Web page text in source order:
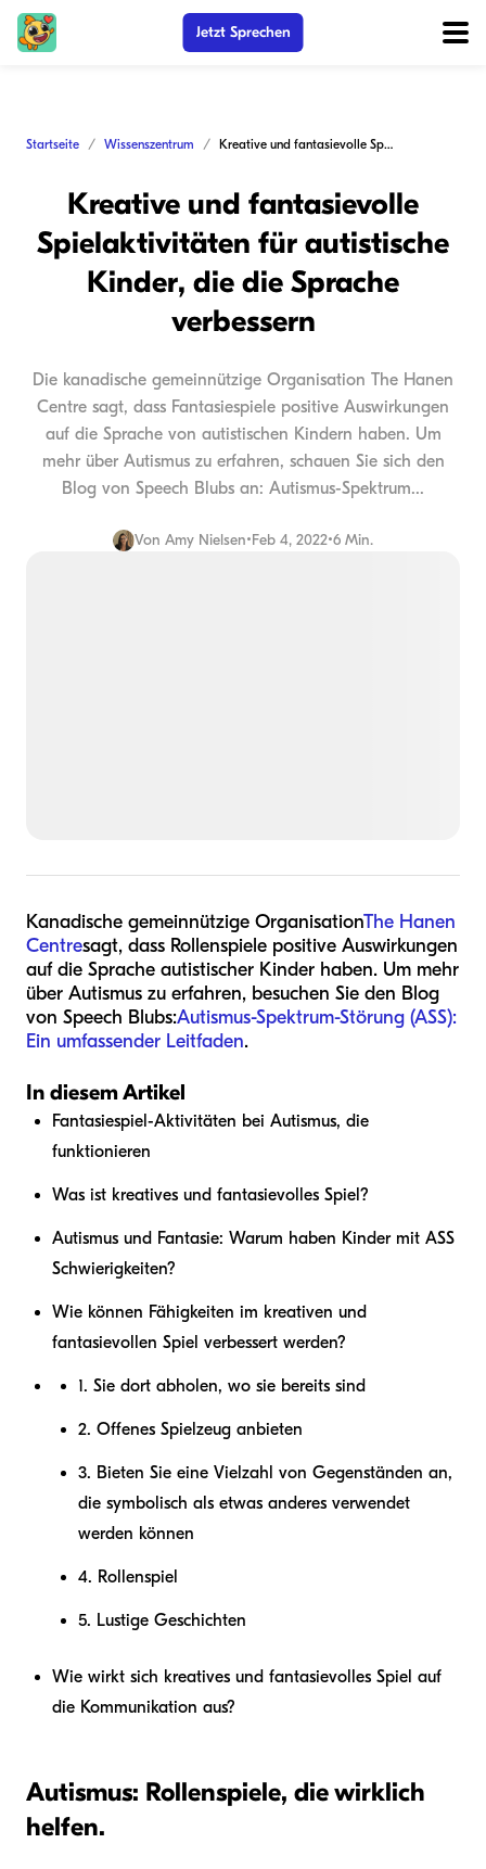
Jetzt Sprechen
Startseite Wissenszentrum Kreative und fantasievolle Spielaktivitäten für autistische Kinder, die die Sprache verbessern
Kreative und fantasievolle
Spielaktivitäten für autistische
Kinder, die die Sprache
verbessern
Die kanadische gemeinnützige Organisation The Hanen
Centre sagt, dass Fantasiespiele positive Auswirkungen
auf die Sprache von autistischen Kindern haben. Um
mehr über Autismus zu erfahren, schauen Sie sich den
Blog von Speech Blubs an: Autismus-Spektrum...
Von Amy Nielsen•Feb 4, 2022•6 Min.
Kanadische gemeinnützige OrganisationThe Hanen
Centresagt, dass Rollenspiele positive Auswirkungen
auf die Sprache autistischer Kinder haben. Um mehr
über Autismus zu erfahren, besuchen Sie den Blog
von Speech Blubs:Autismus-Spektrum-Störung (ASS):
Ein umfassender Leitfaden.
In diesem Artikel
Fantasiespiel-Aktivitäten bei Autismus, die
funktionieren
Was ist kreatives und fantasievolles Spiel?
Autismus und Fantasie: Warum haben Kinder mit ASS
Schwierigkeiten?
Wie können Fähigkeiten im kreativen und
fantasievollen Spiel verbessert werden?
1. Sie dort abholen, wo sie bereits sind
2. Offenes Spielzeug anbieten
3. Bieten Sie eine Vielzahl von Gegenständen an,
die symbolisch als etwas anderes verwendet
werden können
4. Rollenspiel
5. Lustige Geschichten
Wie wirkt sich kreatives und fantasievolles Spiel auf
die Kommunikation aus?
Autismus: Rollenspiele, die wirklich
helfen.